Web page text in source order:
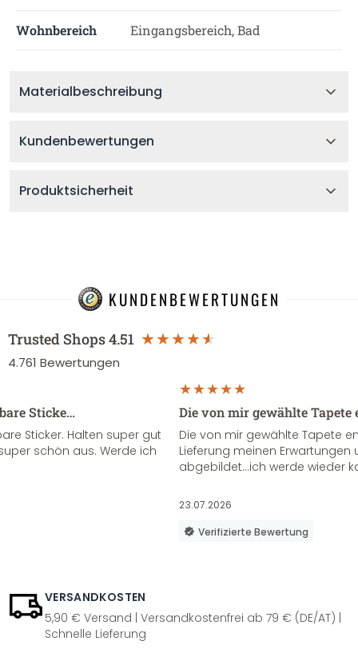
Wohnbereich Eingangsbereich, Bad
Materialbeschreibung
Kundenbewertungen
Produktsicherheit
KUNDENBEWERTUNGEN
Trusted Shops4.51
4.761 Bewertungen
Sticke…
Sticker. Halten super gut
schön aus. Werde ich
Die von mir gewählte
Die von mir gewählte Tapete
Lieferung meinen Erwartungen
abgebildet...ich werde wieder
23.07.2026
Verifizierte Bewertung
VERSANDKOSTEN
5,90 € Versand | Versandkostenfrei ab 79 € (DE/AT) |
Schnelle Lieferung